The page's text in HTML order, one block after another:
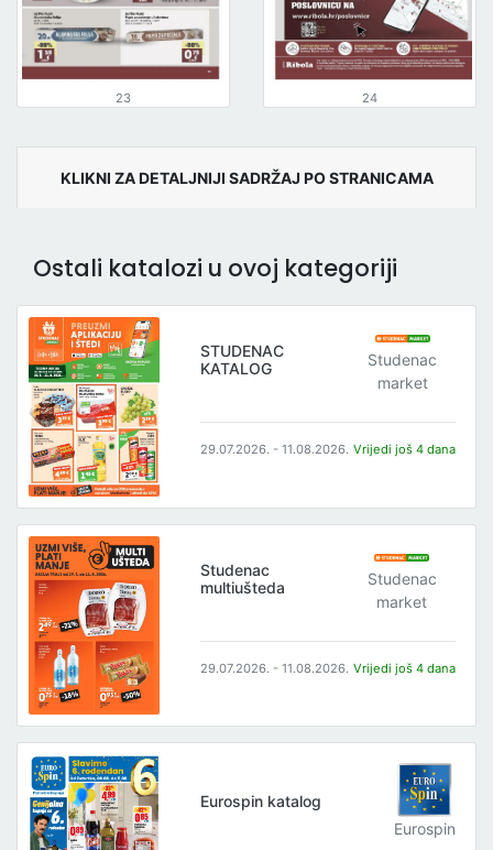
23 24
KLIKNI ZA DETALJNIJI SADRŽAJ PO STRANICAMA
Ostali katalozi u ovoj kategoriji
STUDENAC
KATALOG
Studenac
market
29.07.2026. - 11.08.2026. Vrijedi još 4 dana
Studenac
multiušteda
Studenac
market
29.07.2026. - 11.08.2026. Vrijedi još 4 dana
Eurospin katalog
Eurospin